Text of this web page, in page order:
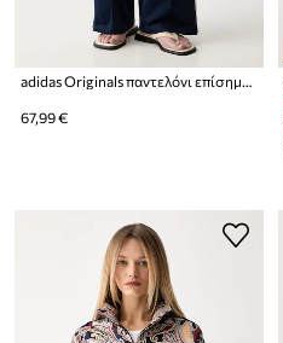
adidas Originals παντελόνι επίσημο γυναικείο Firebird
67,99 €